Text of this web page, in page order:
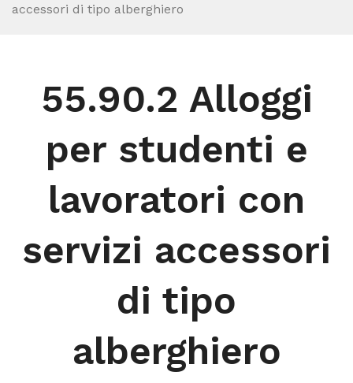
accessori di tipo alberghiero
55.90.2 Alloggi
per studenti e
lavoratori con
servizi accessori
di tipo
alberghiero